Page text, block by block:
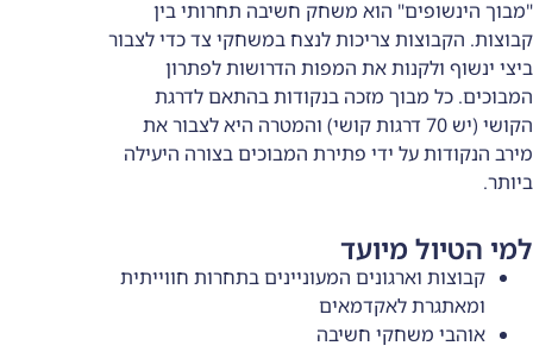
הוא משחק חשיבה תחרותי בין
צריכות לנצח במשחקי צד כדי לצבור
את המפות הדרושות לפתרון
מזכה בנקודות בהתאם לדרגת
(יש 70 דרגות קושי) והמטרה היא לצבור את
פתירת המבוכים בצורה היעילה
המעוניינים בתחרות חווייתית
חשיבה